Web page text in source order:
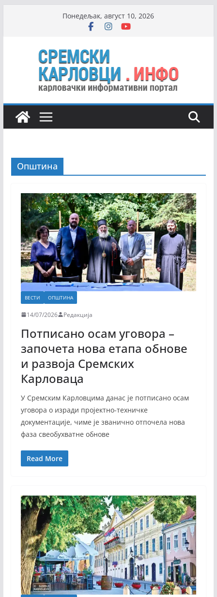
Понедељак, август 10, 2026
Општина
ВЕСТИ ОПШТИНА
14/07/2026 Редакција
Потписано осам уговора –
започета нова етапа обнове
и развоја Сремских
Карловаца
У Сремским Карловцима данас је потписано осам
уговора о изради пројектно-техничке
документације, чиме је званично отпочела нова
фаза свеобухватне обнове
Read More